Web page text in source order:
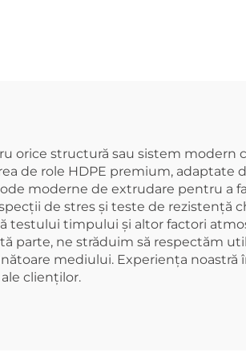
orice structură sau sistem modern
de role HDPE premium, adaptate
moderne de extrudare pentru a
de stres și teste de rezistență
testului timpului și altor factori
parte, ne străduim să respectăm
mediului. Experiența noastră
clienților.